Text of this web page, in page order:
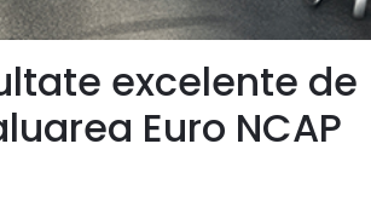
excelente de
Euro NCAP